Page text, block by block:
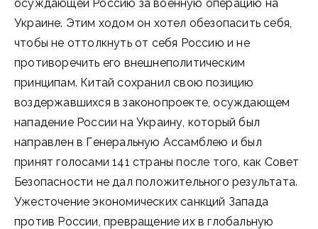
осуждающей Россию за военную операцию на
Украине. Этим ходом он хотел обезопасить себя,
чтобы не оттолкнуть от себя Россию и не
противоречить его внешнеполитическим
принципам. Китай сохранил свою позицию
воздержавшихся в законопроекте, осуждающем
нападение России на Украину, который был
направлен в Генеральную Ассамблею и был
принят голосами 141 страны после того, как Совет
Безопасности не дал положительного результата.
Ужесточение экономических санкций Запада
против России, превращение их в глобальную